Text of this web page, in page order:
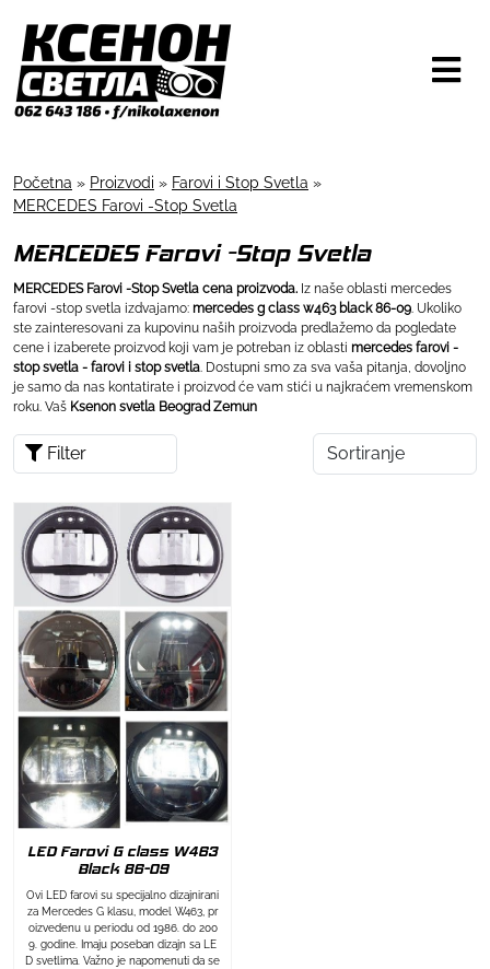
Početna » Proizvodi » Farovi i Stop Svetla »
MERCEDES Farovi -Stop Svetla
MERCEDES Farovi -Stop Svetla
MERCEDES Farovi -Stop Svetla cena proizvoda. Iz naše oblasti mercedes
farovi -stop svetla izdvajamo: mercedes g class w463 black 86-09 . Ukoliko
ste zainteresovani za kupovinu naših proizvoda predlažemo da pogledate
cene i izaberete proizvod koji vam je potreban iz oblasti mercedes farovi -
stop svetla - farovi i stop svetla . Dostupni smo za sva vaša pitanja, dovoljno
je samo da nas kontatirate i proizvod će vam stići u najkraćem vremenskom
roku. Vaš Ksenon svetla Beograd Zemun
Filter
LED Farovi G class W463
Black 86-09
Ovi LED farovi su specijalno dizajnirani
za Mercedes G klasu, model W463, pr
oizvedenu u periodu od 1986. do 200
9. godine. Imaju poseban dizajn sa LE
D svetlima. Važno je napomenuti da se